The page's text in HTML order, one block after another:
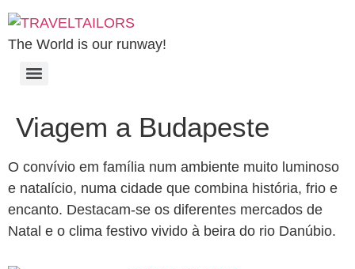
The World is our runway!
Viagem a Budapeste
O convívio em família num ambiente muito luminoso
e natalício, numa cidade que combina história, frio e
encanto. Destacam-se os diferentes mercados de
Natal e o clima festivo vivido à beira do rio Danúbio.